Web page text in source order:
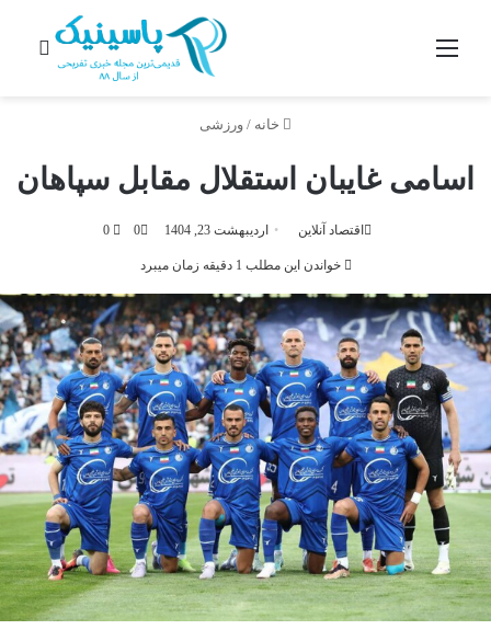
منو
خانه / ورزشی
اسامی غایبان استقلال مقابل سپاهان
اقتصاد آنلاین اردیبهشت 23, 1404 0
خواندن این مطلب 1 دقیقه زمان میبرد